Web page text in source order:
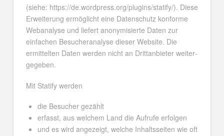
(siehe: https://de.wordpress.org/plugins/statify/). Diese
Erwei­te­rung ermöglicht eine Datenschutz konforme
Webanalyse und lie­fert anony­mi­sierte Daten zur
einfachen Besu­cher­ana­lyse die­ser Web­site. Die
ermittelten Daten wer­den nicht an Drittanbieter wei­ter­
ge­ge­ben.
Mit Statify werden
die Besucher gezählt
erfasst, aus welchem Land die Aufrufe erfolgen
und es wird angezeigt, welche Inhaltsseiten wie oft